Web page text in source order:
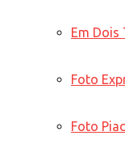
Em Dois
Foto
Foto